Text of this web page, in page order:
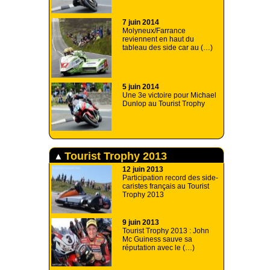
7 juin 2014
Molyneux/Farrance
reviennent en haut du
tableau des side car au (…)
5 juin 2014
Une 3e victoire pour Michael
Dunlop au Tourist Trophy
Tourist Trophy 2013
12 juin 2013
Participation record des side-
caristes français au Tourist
Trophy 2013
9 juin 2013
Tourist Trophy 2013 : John
Mc Guiness sauve sa
réputation avec le (…)